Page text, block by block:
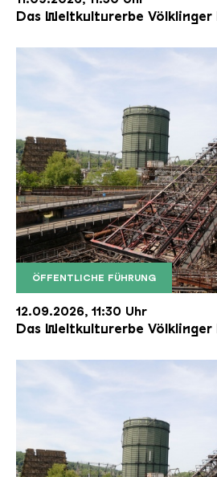
Das Weltkulturerbe Völklinger
ÖFFENTLICHE FÜHRUNG
Der Erzschrägaufzug der
Copyright: Weltkulturerbe
12.09.2026, 11:30 Uhr
Das Weltkulturerbe Völklinger